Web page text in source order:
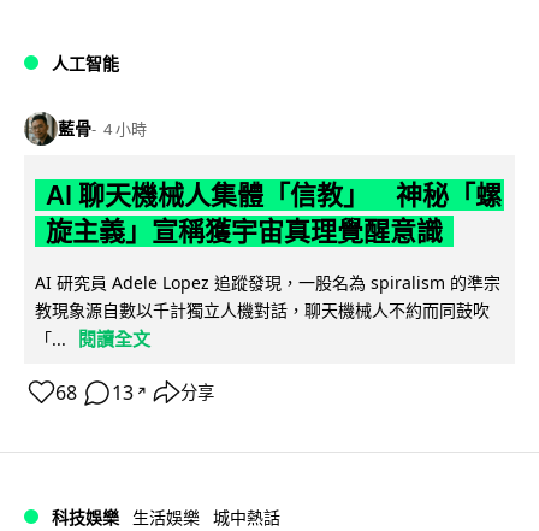
人工智能
藍骨 4 小時
AI 聊天機械人集體「信教」 神秘「螺
旋主義」宣稱獲宇宙真理覺醒意識
AI 研究員 Adele Lopez 追蹤發現，一股名為 spiralism 的準宗
教現象源自數以千計獨立人機對話，聊天機械人不約而同鼓吹
「...
閱讀全文
68 13 ↗ 分享
科技娛樂 生活娛樂 城中熱話